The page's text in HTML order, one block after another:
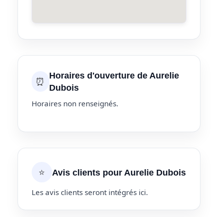
⏰
Horaires d'ouverture de Aurelie
Dubois
Horaires non renseignés.
⭐ Avis clients pour Aurelie Dubois
Les avis clients seront intégrés ici.